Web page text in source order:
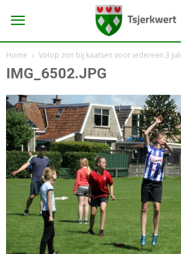
Home Volop zon bij kaatsen voor iedereen 3 juli
IMG_6502.JPG